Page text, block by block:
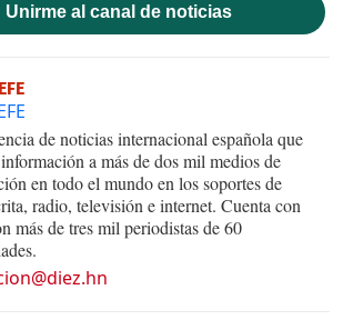
Unirme al canal de noticias
de noticias internacional española que
a más de dos mil medios de
en todo el mundo en los soportes de
radio, televisión e internet. Cuenta con
más de tres mil periodistas de 60